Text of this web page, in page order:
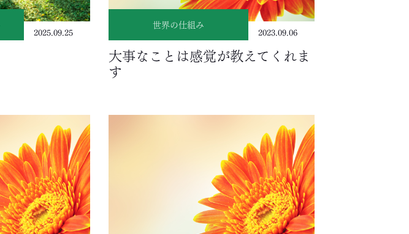
2025.09.25
世界の仕組み
2023.09.06
大事なことは感覚が教えてくれま
す